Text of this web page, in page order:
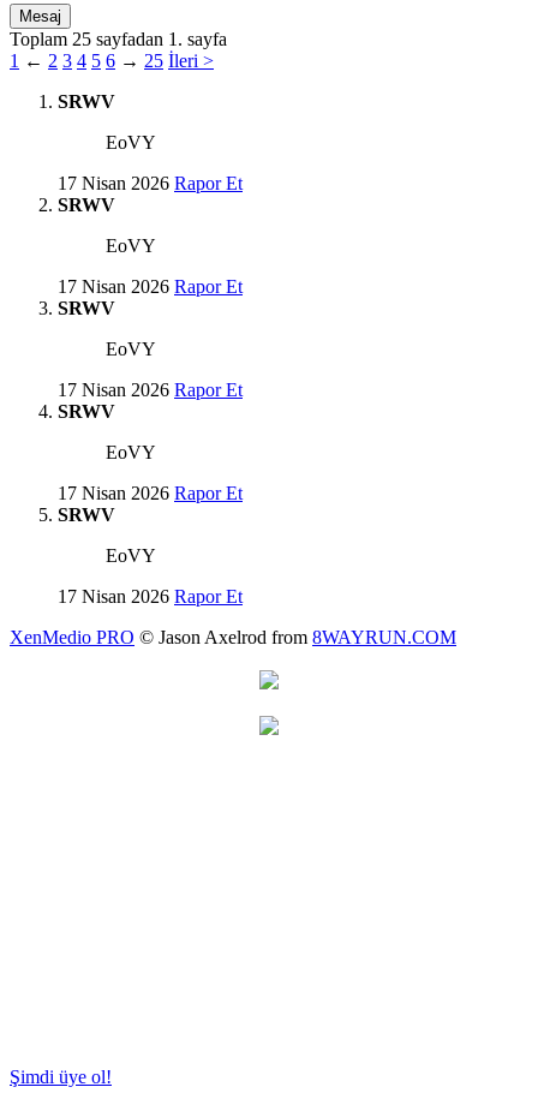
Toplam 25 sayfadan 1. sayfa
1 ← 2 3 4 5 6 → 25 İleri >
SRWV
EoVY
17 Nisan 2026 Rapor Et
SRWV
EoVY
17 Nisan 2026 Rapor Et
SRWV
EoVY
17 Nisan 2026 Rapor Et
SRWV
EoVY
17 Nisan 2026 Rapor Et
SRWV
EoVY
17 Nisan 2026 Rapor Et
XenMedio PRO © Jason Axelrod from 8WAYRUN.COM
Şimdi üye ol!